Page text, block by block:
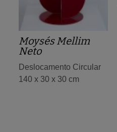
Moysés Mellim
Neto
Deslocamento Circular
140 x 30 x 30 cm